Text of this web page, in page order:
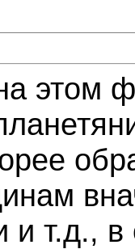
этом
и т.д.,